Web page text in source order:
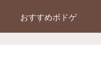
おすすめボドゲ